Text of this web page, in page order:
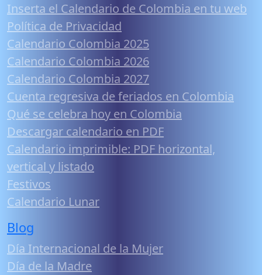
Inserta el Calendario de Colombia en tu web
Política de Privacidad
Calendario Colombia 2025
Calendario Colombia 2026
Calendario Colombia 2027
Cuenta regresiva de feriados en Colombia
Qué se celebra hoy en Colombia
Descargar calendario en PDF
Calendario imprimible: PDF horizontal,
vertical y listado
Festivos
Calendario Lunar
Blog
Día Internacional de la Mujer
Día de la Madre